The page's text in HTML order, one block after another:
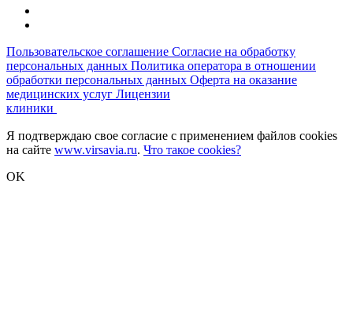
Пользовательское соглашение Согласие на обработку
персональных данных Политика оператора в отношении
обработки персональных данных Оферта на оказание
медицинских услуг Лицензии
клиники
Я подтверждаю свое согласие с применением файлов cookies
на сайте www.virsavia.ru. Что такое cookies?
OK